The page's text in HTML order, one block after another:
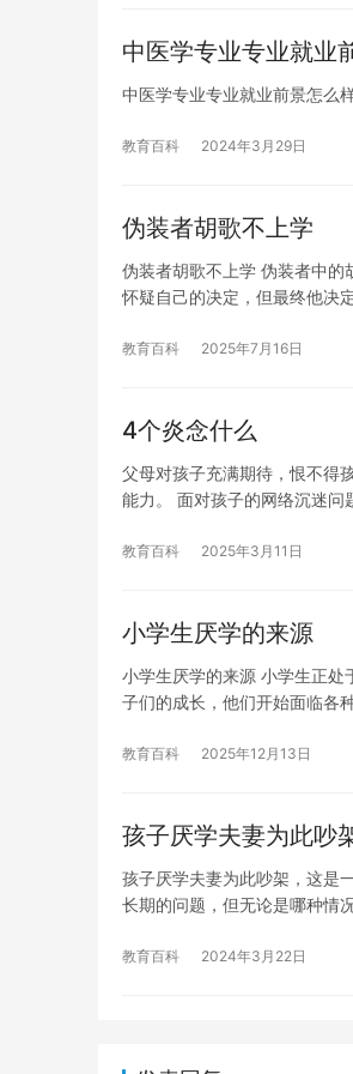
中医学专业专业就业
中医学专业专业就业前景怎么
教育百科 2024年3月29日
伪装者胡歌不上学
伪装者胡歌不上学 伪装者中的
怀疑自己的决定，但最终他决
教育百科 2025年7月16日
4个炎念什么
父母对孩子充满期待，恨不得
能力。 面对孩子的网络沉迷
教育百科 2025年3月11日
小学生厌学的来源
小学生厌学的来源 小学生正处
子们的成长，他们开始面临各
教育百科 2025年12月13日
孩子厌学夫妻为此吵
孩子厌学夫妻为此吵架，这是
长期的问题，但无论是哪种情
教育百科 2024年3月22日